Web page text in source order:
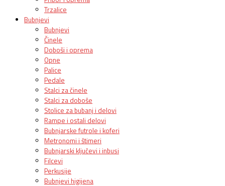
Trzalice
Bubnjevi
Bubnjevi
Činele
Doboši i oprema
Opne
Palice
Pedale
Stalci za činele
Stalci za doboše
Stolice za bubanj i delovi
Rampe i ostali delovi
Bubnjarske futrole i koferi
Metronomi i štimeri
Bubnjarski ključevi i inbusi
Filcevi
Perkusije
Bubnjevi higijena